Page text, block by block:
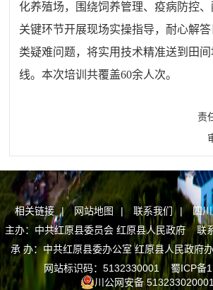
化养殖场，围绕饲养管理、疫病防控
关键环节开展现场实操指导，耐心解
类疑难问题，将实用技术精准送到田
线。本次培训共覆盖60余人次。
责
相关链接 | 网站地图 | 联系我们 |
四
主办：中共红原县委员会 红原县人民政府 联
承 办：中共红原县委办公室 红原县人民政府
网站标识码：5132330001蜀ICP备
川公网安备